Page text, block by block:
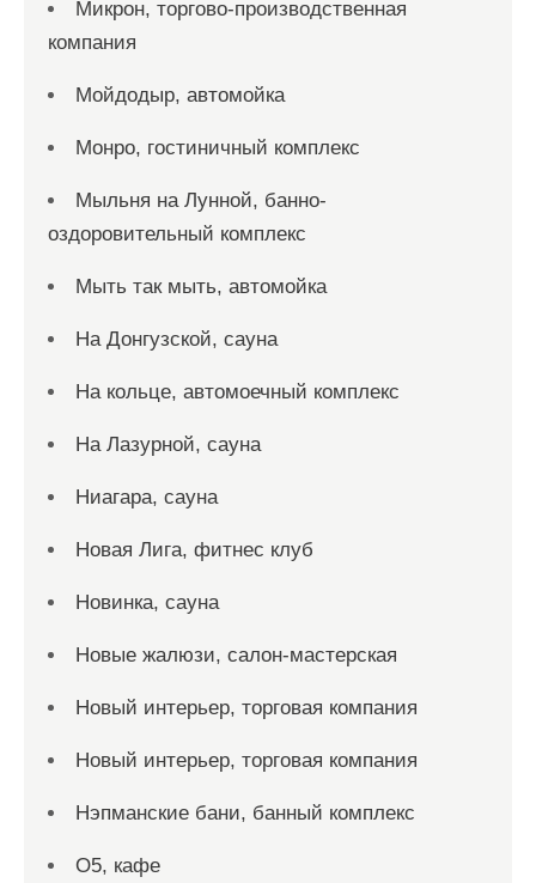
Микрон, торгово-производственная
компания
Мойдодыр, автомойка
Монро, гостиничный комплекс
Мыльня на Лунной, банно-
оздоровительный комплекс
Мыть так мыть, автомойка
На Донгузской, сауна
На кольце, автомоечный комплекс
На Лазурной, сауна
Ниагара, сауна
Новая Лига, фитнес клуб
Новинка, сауна
Новые жалюзи, салон-мастерская
Новый интерьер, торговая компания
Новый интерьер, торговая компания
Нэпманские бани, банный комплекс
О5, кафе